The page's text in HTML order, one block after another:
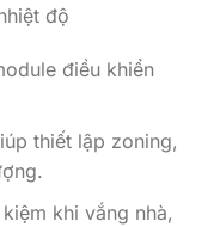
độ
điều khiển
thiết lập zoning,
khi vắng nhà,